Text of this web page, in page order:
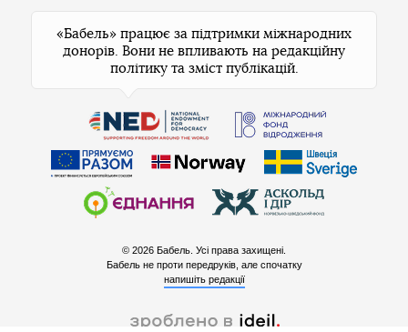
«Бабель» працює за підтримки міжнародних
донорів. Вони не впливають на редакційну
політику та зміст публікацій.
© 2026 Бабель. Усі права захищені.
Бабель не проти передруків, але спочатку
напишіть редакції